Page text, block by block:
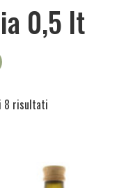
0,5 lt
(5)
8 risultati